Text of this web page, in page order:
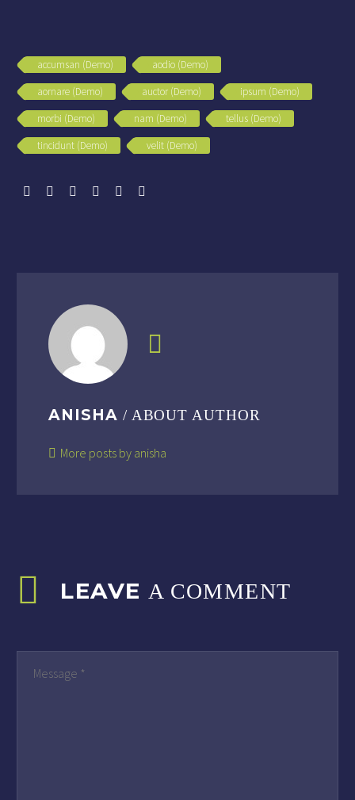
accumsan (Demo)
aodio (Demo)
aornare (Demo)
auctor (Demo)
ipsum (Demo)
morbi (Demo)
nam (Demo)
tellus (Demo)
tincidunt (Demo)
velit (Demo)
ANISHA / ABOUT AUTHOR
More posts by anisha
LEAVE A COMMENT